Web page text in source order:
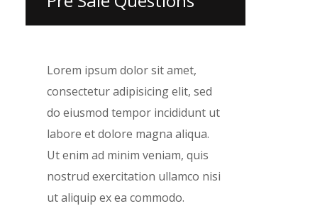
Lorem ipsum dolor sit amet,
consectetur adipisicing elit, sed
do eiusmod tempor incididunt ut
labore et dolore magna aliqua.
Ut enim ad minim veniam, quis
nostrud exercitation ullamco nisi
ut aliquip ex ea commodo.